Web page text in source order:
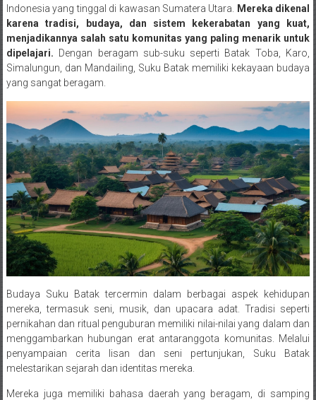
Indonesia yang tinggal di kawasan Sumatera Utara.
Mereka dikenal
karena tradisi, budaya, dan sistem kekerabatan yang kuat,
menjadikannya salah satu komunitas yang paling menarik untuk
dipelajari. Dengan beragam sub-suku seperti Batak Toba, Karo,
Simalungun, dan Mandailing, Suku Batak memiliki kekayaan budaya
yang sangat beragam.
Budaya Suku Batak tercermin dalam berbagai aspek kehidupan
mereka, termasuk seni, musik, dan upacara adat. Tradisi seperti
pernikahan dan ritual penguburan memiliki nilai-nilai yang dalam dan
menggambarkan hubungan erat antaranggota komunitas. Melalui
penyampaian cerita lisan dan seni pertunjukan, Suku Batak
melestarikan sejarah dan identitas mereka.
Mereka juga memiliki bahasa daerah yang beragam, di samping